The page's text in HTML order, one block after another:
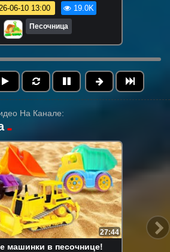
06-10 13:00 19.0K
Песочница
На Канале:
13:58
Кануки и игрушки в